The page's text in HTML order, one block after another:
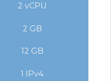
2 vCPU
2 GB
12 GB
1 IPv4